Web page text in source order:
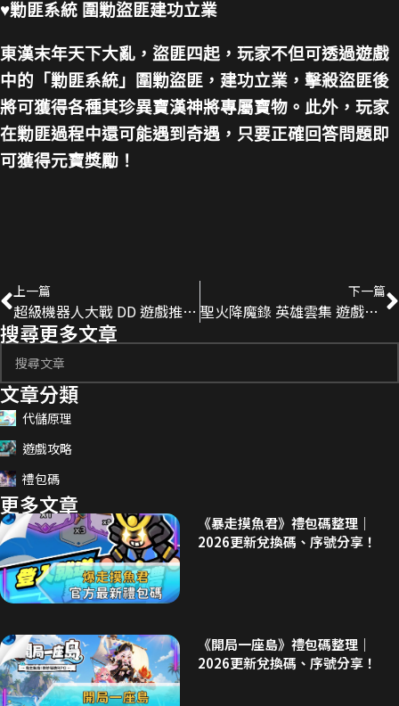
♥勦匪系統 圍勦盜匪建功立業
東漢末年天下大亂，盜匪四起，玩家不但可透過遊戲
中的「勦匪系統」圍勦盜匪，建功立業，擊殺盜匪後
將可獲得各種其珍異寶漢神將專屬寶物。此外，玩家
在勦匪過程中還可能遇到奇遇，只要正確回答問題即
可獲得元寶獎勵！
上一篇
超級機器人大戰 DD 遊戲推薦 遊戲 代儲
下一篇
聖火降魔錄 英雄雲集 遊戲推薦 遊戲 代儲
搜尋更多文章
文章分類
代儲原理
遊戲攻略
禮包碼
更多文章
《暴走摸魚君》禮包碼整理｜
2026更新兌換碼、序號分享！
《開局一座島》禮包碼整理｜
2026更新兌換碼、序號分享！